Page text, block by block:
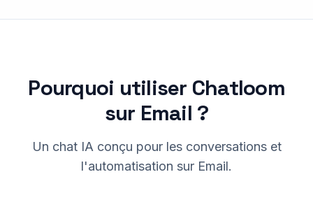
Pourquoi utiliser Chatloom
sur Email ?
Un chat IA conçu pour les conversations et
l'automatisation sur Email.